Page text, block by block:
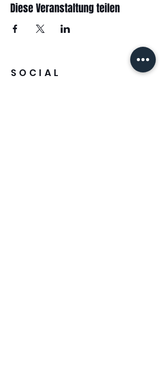
Diese Veranstaltung teilen
SOCIAL